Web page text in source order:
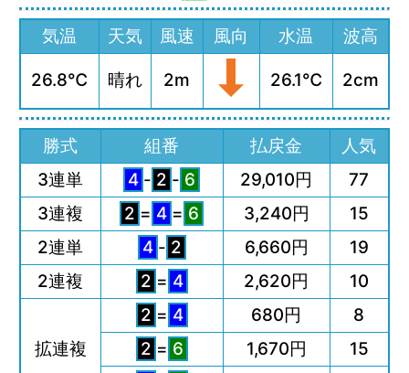
気温 天気 風速 風向 水温 波高
26.8℃ 晴れ 2m 26.1℃ 2cm
勝式 組番 払戻金
人気
3連単
4 - 2 - 6 29,010円
77
3連複
2 = 4 = 6 3,240円
15
2連単
4 - 2 6,660円
19
2連複
2 = 4 2,620円 10
拡連複
2 = 4 680円
8
2 = 6 1,670円
15